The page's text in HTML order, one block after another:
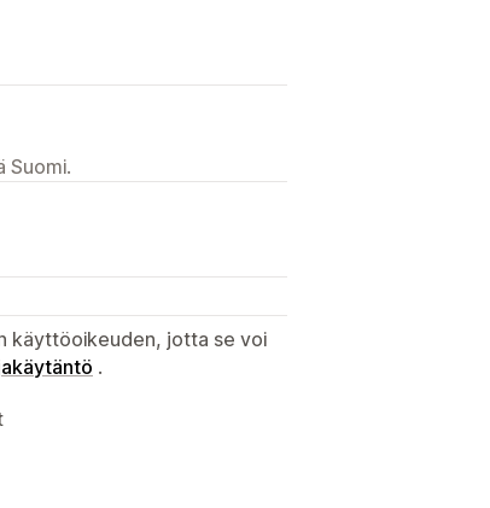
Suomi.
käyttöoikeuden, jotta se voi
.